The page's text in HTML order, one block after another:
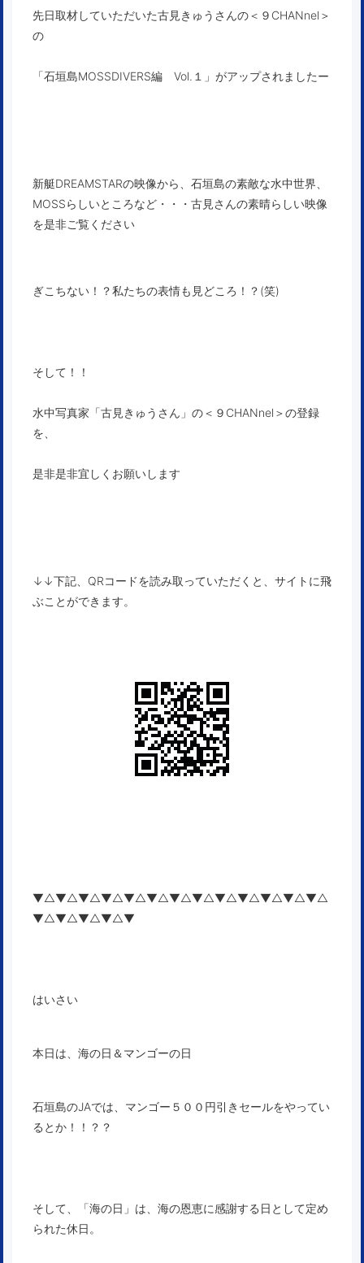
先日取材していただいた古見きゅうさんの＜９CHANnel＞
の
「石垣島MOSSDIVERS編 Vol.１」 がアップされましたー
新艇DREAMSTARの映像から、石垣島の素敵な水中世界、
MOSSらしいところなど・・・古見さんの素晴らしい映像
を是非ご覧ください
ぎこちない！？私たちの表情も見どころ！？(笑)
そして！！
水中写真家「古見きゅうさん」 の＜９CHANnel＞の登録
を、
是非是非宜しくお願いします
↓↓下記、QRコードを読み取っていただくと、サイトに飛
ぶことができます。
▼△▼△▼△▼△▼△▼△▼△▼△▼△▼△▼△▼△▼△
▼△▼△▼△▼△▼
はいさい
本日は、海の日＆マンゴーの日
石垣島のJAでは、マンゴー５００円引きセールをやってい
るとか！！？？
そして、「海の日」は、海の恩恵に感謝する日として定め
られた休日。